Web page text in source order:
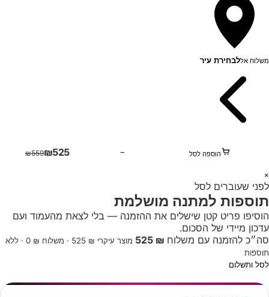
משלוח אללבחירת עיר
₪559₪525 − הוספה לסל
×
לפני שעוברים לסל
תוספות למתנה מושלמת
הוסיפו פריט קטן שישלים את ההזמנה — בלי לצאת מהעמוד ועם
עדכון מיידי של הסכום.
סה״כ להזמנה עם משלוח ₪ 525
מוצר עיקרי ₪ 525 · משלוח ₪ 0 · ללא
תוספות
לסל ותשלום